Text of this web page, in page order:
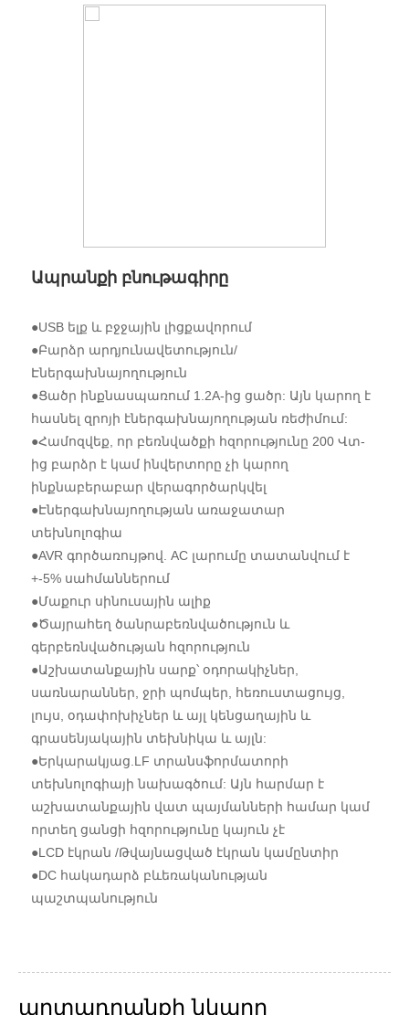
Ապրանքի բնութագիրը
●USB ելք և բջջային լիցքավորում
●Բարձր արդյունավետություն/
Էներգախնայողություն
●Ցածր ինքնասպառում 1.2A-ից ցածր: Այն կարող է
հասնել զրոյի էներգախնայողության ռեժիմում:
●Համոզվեք, որ բեռնվածքի հզորությունը 200 Վտ-
ից բարձր է կամ ինվերտորը չի կարող
ինքնաբերաբար վերագործարկվել
●Էներգախնայողության առաջատար
տեխնոլոգիա
●AVR գործառույթով. AC լարումը տատանվում է
+-5% սահմաններում
●Մաքուր սինուսային ալիք
●Ծայրահեղ ծանրաբեռնվածություն և
գերբեռնվածության հզորություն
●Աշխատանքային սարք՝ օդորակիչներ,
սառնարաններ, ջրի պոմպեր, հեռուստացույց,
լույս, օդափոխիչներ և այլ կենցաղային և
գրասենյակային տեխնիկա և այլն:
●Երկարակյաց.LF տրանսֆորմատորի
տեխնոլոգիայի նախագծում: Այն հարմար է
աշխատանքային վատ պայմանների համար կամ
որտեղ ցանցի հզորությունը կայուն չէ
●LCD էկրան /Թվայնացված էկրան կամընտիր
●DC հակադարձ բևեռականության
պաշտպանություն
արտադրանքի նկարը